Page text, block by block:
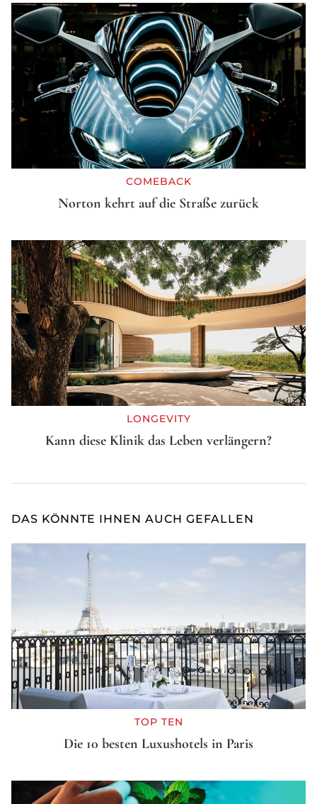
COMEBACK
Norton kehrt auf die Straße zurück
LONGEVITY
Kann diese Klinik das Leben verlängern?
DAS KÖNNTE IHNEN AUCH GEFALLEN
TOP TEN
Die 10 besten Luxushotels in Paris